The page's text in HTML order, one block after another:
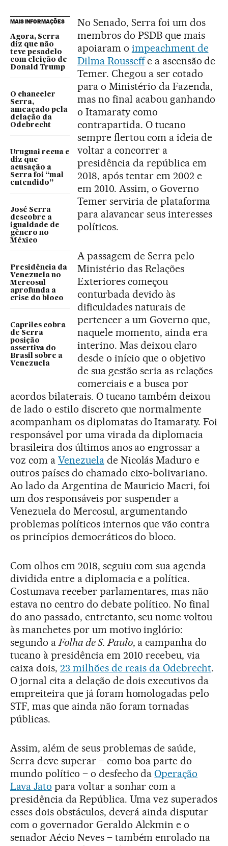
MAIS INFORMAÇÕES
Agora, Serra
diz que não
teve pesadelo
com eleição de
Donald Trump
O chanceler
Serra,
ameaçado pela
delação da
Odebrecht
Uruguai recua e
diz que
acusação a
Serra foi “mal
entendido”
José Serra
descobre a
igualdade de
gênero no
México
Presidência da
Venezuela no
Mercosul
aprofunda a
crise do bloco
Capriles cobra
de Serra
posição
assertiva do
Brasil sobre a
Venezuela
No Senado, Serra foi um dos
membros do PSDB que mais
apoiaram o impeachment de
Dilma Rousseffe a ascensão de
Temer. Chegou a ser cotado
para o Ministério da Fazenda,
mas no final acabou ganhando
o Itamaraty como
contrapartida. O tucano
sempre flertou com a ideia de
voltar a concorrer a
presidência da república em
2018, após tentar em 2002 e
em 2010. Assim, o Governo
Temer serviria de plataforma
para alavancar seus interesses
políticos.
A passagem de Serra pelo
Ministério das Relações
Exteriores começou
conturbada devido às
dificuldades naturais de
pertencer a um Governo que,
naquele momento, ainda era
interino. Mas deixou claro
desde o início que o objetivo
de sua gestão seria as relações
comerciais e a busca por
acordos bilaterais. O tucano também deixou
de lado o estilo discreto que normalmente
acompanham os diplomatas do Itamaraty. Foi
responsável por uma virada da diplomacia
brasileira dos últimos anos ao engrossar a
voz com a Venezuelade Nicolás Maduro e
outros países do chamado eixo-bolivariano.
Ao lado da Argentina de Mauricio Macri, foi
um dos responsáveis por suspender a
Venezuela do Mercosul, argumentando
problemas políticos internos que vão contra
os princípios democráticos do bloco.
Com olhos em 2018, seguiu com sua agenda
dividida entre a diplomacia e a política.
Costumava receber parlamentares, mas não
estava no centro do debate político. No final
do ano passado, entretanto, seu nome voltou
às manchetes por um motivo inglório:
segundo aFolha de S. Paulo, a campanha do
tucano à presidência em 2010 recebeu, via
caixa dois, 23 milhões de reais da Odebrecht.
O jornal cita a delação de dois executivos da
empreiteira que já foram homologadas pelo
STF, mas que ainda não foram tornadas
públicas.
Assim, além de seus problemas de saúde,
Serra deve superar – como boa parte do
mundo político – o desfecho da Operação
Lava Jato para voltar a sonhar com a
presidência da República. Uma vez superados
esses dois obstáculos, deverá ainda disputar
com o governador Geraldo Alckmin e o
senador Aécio Neves – também enrolado na